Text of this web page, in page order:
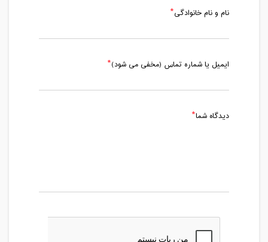
نام و نام خانوادگی
ایمیل یا شماره تماس (مخفی می شود)
دیدگاه شما